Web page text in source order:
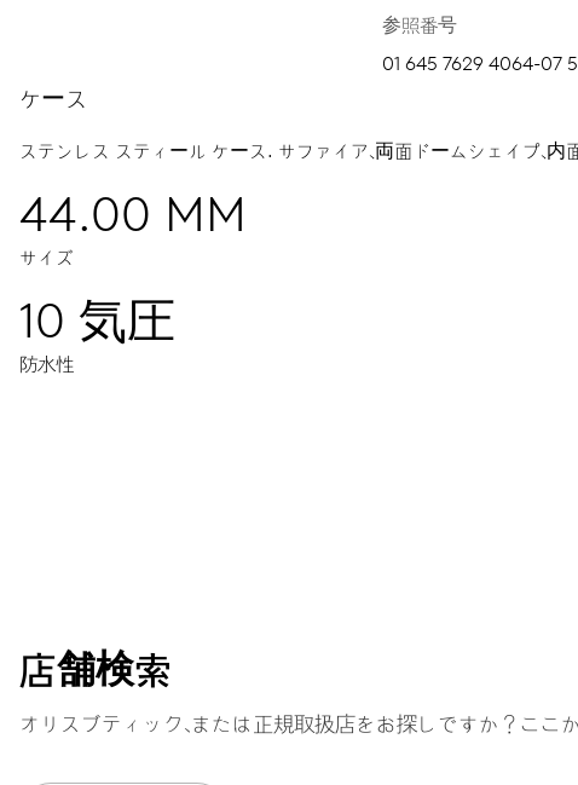
参照番号
01 645 7629 4064-07
ケース
ステンレス スティール ケース. サファイア、両面ドームシェイプ、
44.00 MM
サイズ
10 気圧
防水性
パワーリザーブ
キャリバー
店舗検索
オリスブティック、または正規取扱店をお探しですか？ここ